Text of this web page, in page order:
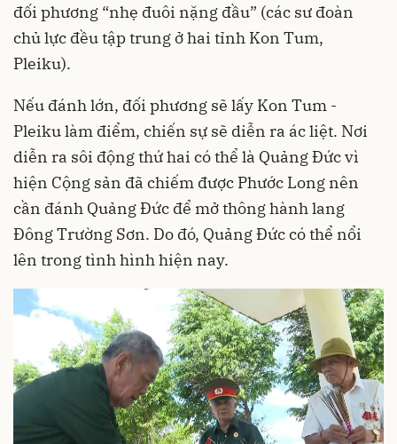
đối phương “nhẹ đuôi nặng đầu” (các sư đoàn
chủ lực đều tập trung ở hai tỉnh Kon Tum,
Pleiku).
Nếu đánh lớn, đối phương sẽ lấy Kon Tum -
Pleiku làm điểm, chiến sự sẽ diễn ra ác liệt. Nơi
diễn ra sôi động thứ hai có thể là Quảng Đức vì
hiện Cộng sản đã chiếm được Phước Long nên
cần đánh Quảng Đức để mở thông hành lang
Đông Trường Sơn. Do đó, Quảng Đức có thể nổi
lên trong tình hình hiện nay.